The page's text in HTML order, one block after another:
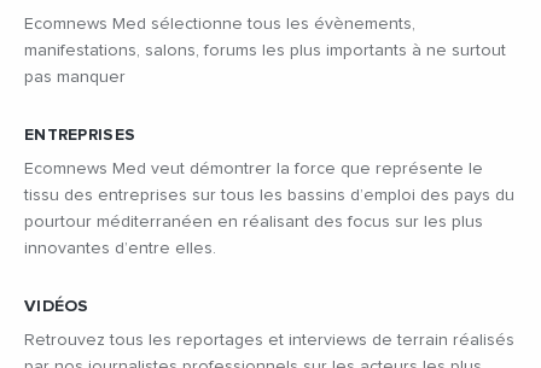
Ecomnews Med sélectionne tous les évènements,
manifestations, salons, forums les plus importants à ne surtout
pas manquer
ENTREPRISES
Ecomnews Med veut démontrer la force que représente le
tissu des entreprises sur tous les bassins d’emploi des pays du
pourtour méditerranéen en réalisant des focus sur les plus
innovantes d’entre elles.
VIDÉOS
Retrouvez tous les reportages et interviews de terrain réalisés